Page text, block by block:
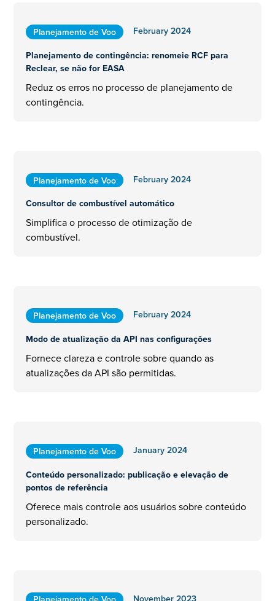
Planejamento de Voo
February 2024
Planejamento de contingência: renomeie RCF para
Reclear, se não for EASA
Reduz os erros no processo de planejamento de
contingência.
Planejamento de Voo
February 2024
Consultor de combustível automático
Simplifica o processo de otimização de
combustível.
Planejamento de Voo
February 2024
Modo de atualização da API nas configurações
Fornece clareza e controle sobre quando as
atualizações da API são permitidas.
Planejamento de Voo
January 2024
Conteúdo personalizado: publicação e elevação de
pontos de referência
Oferece mais controle aos usuários sobre conteúdo
personalizado.
November 2023